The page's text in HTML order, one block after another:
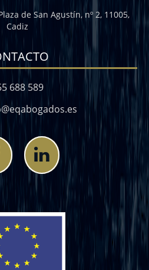
de San Agustín, nº 2, 11005,
Cadiz
688 589